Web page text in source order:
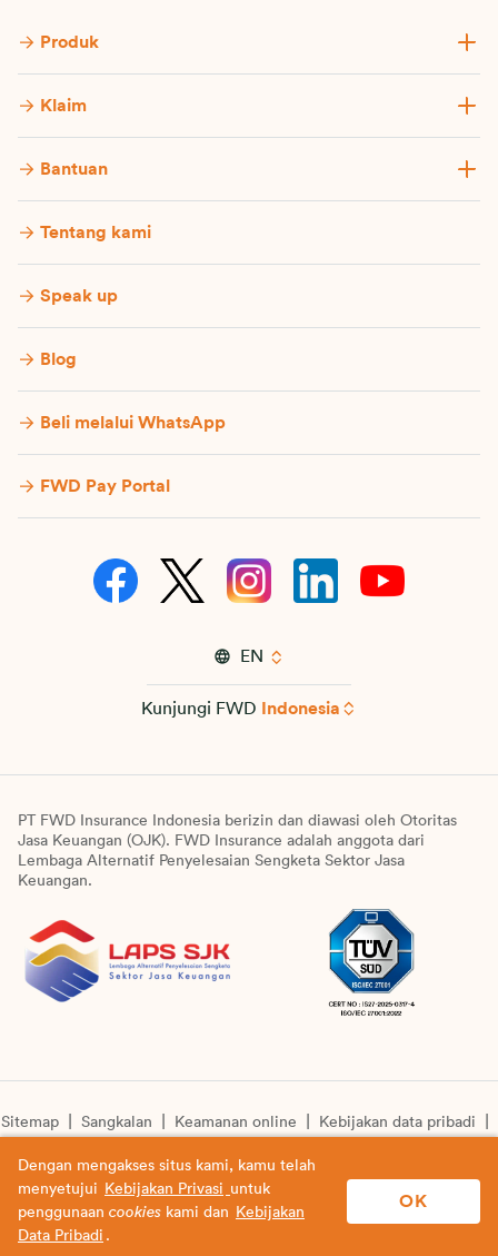
Produk
Klaim
Bantuan
Tentang kami
Speak up
Blog
Beli melalui WhatsApp
FWD Pay Portal
EN
Kunjungi FWD Indonesia
PT FWD Insurance Indonesia berizin dan diawasi oleh Otoritas
Jasa Keuangan (OJK). FWD Insurance adalah anggota dari
Lembaga Alternatif Penyelesaian Sengketa Sektor Jasa
Keuangan.
Sitemap Sangkalan Keamanan online
Kebijakan data pribadi
© Copyright 2026 PT FWD Insurance Indonesia. All rights
reserved.
Dengan mengakses situs kami, kamu telah
menyetujui
Kebijakan Privasi untuk
penggunaan cookies kami dan
Kebijakan
Data Pribadi .
OK